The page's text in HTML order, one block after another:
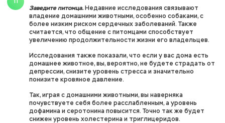
Заведите питомца. Недавние исследования связывают
владение домашними животными, особенно собаками, с
более низким риском сердечных заболеваний. Также
считается, что общение с питомцами способствует
увеличению продолжительности жизни его владельцев.
Исследования также показали, что если у вас дома есть
домашнее животное, вы, вероятно, не будете страдать от
депрессии, снизите уровень стресса и значительно
понизите кровяное давление.
Так, играя с домашними животными, вы наверняка
почувствуете себя более расслабленным, а уровень
дофамина и серотонина повысится. Точно так же будет
снижен уровень холестерина и триглицеридов.